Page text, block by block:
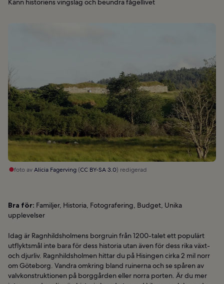
Känn historiens vingslag och beundra fågellivet
foto avAlicia Fagerving(CC BY-SA 3.0) redigerad
Bra för: Familjer, Historia, Fotografering, Budget, Unika
upplevelser
Idag är Ragnhildsholmens borgruin från 1200-talet ett populärt
utflyktsmål inte bara för dess historia utan även för dess rika växt-
och djurliv. Ragnhildsholmen hittar du på Hisingen cirka 2 mil norr
om Göteborg. Vandra omkring bland ruinerna och se spåren av
valvkonstruktionen på borggården eller norra porten. Är du mer